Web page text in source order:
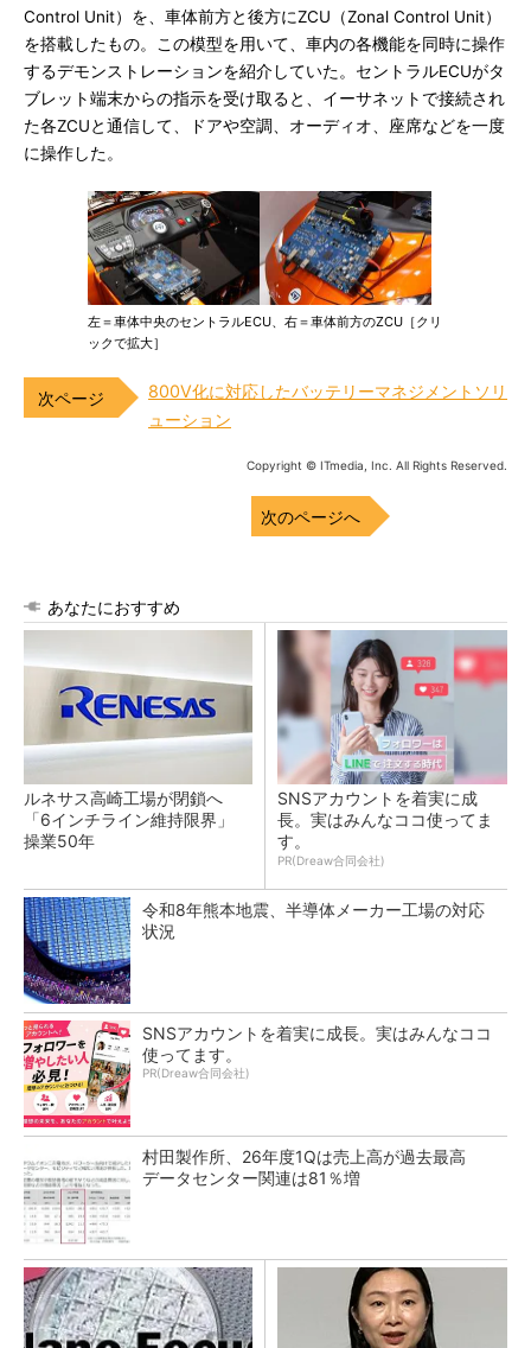
Control Unit）を、車体前方と後方にZCU（Zonal Control Unit）
を搭載したもの。この模型を用いて、車内の各機能を同時に操作
するデモンストレーションを紹介していた。セントラルECUがタ
ブレット端末からの指示を受け取ると、イーサネットで接続され
た各ZCUと通信して、ドアや空調、オーディオ、座席などを一度
に操作した。
左＝車体中央のセントラルECU、右＝車体前方のZCU［クリ
ックで拡大］
800V化に対応したバッテリーマネジメントソリ
ューション
Copyright © ITmedia, Inc. All Rights Reserved.
次のページへ
あなたにおすすめ
ルネサス高崎工場が閉鎖へ
「6インチライン維持限界」
操業50年
SNSアカウントを着実に成
長。実はみんなココ使ってま
す。
PR(Dreaw合同会社)
令和8年熊本地震、半導体メーカー工場の対応
状況
SNSアカウントを着実に成長。実はみんなココ
使ってます。
PR(Dreaw合同会社)
村田製作所、26年度1Qは売上高が過去最高
データセンター関連は81％増